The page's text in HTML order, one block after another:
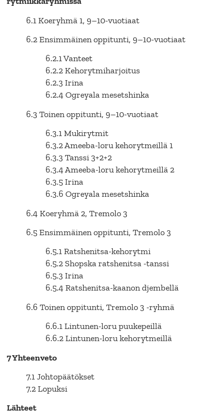
6.1 Koeryhmä 1, 9–10-vuotiaat
6.2 Ensimmäinen oppitunti, 9–10-vuotiaat
6.2.1 Vanteet
6.2.2 Kehorytmiharjoitus
6.2.3 Irina
6.2.4 Ogreyala mesetshinka
6.3 Toinen oppitunti, 9–10-vuotiaat
6.3.1 Mukirytmit
6.3.2 Ameeba-loru kehorytmeillä 1
6.3.3 Tanssi 3+2+2
6.3.4 Ameeba-loru kehorytmeillä 2
6.3.5 Irina
6.3.6 Ogreyala mesetshinka
6.4 Koeryhmä 2, Tremolo 3
6.5 Ensimmäinen oppitunti, Tremolo 3
6.5.1 Ratshenitsa-kehorytmi
6.5.2 Shopska ratshenitsa -tanssi
6.5.3 Irina
6.5.4 Ratshenitsa-kaanon djembellä
6.6 Toinen oppitunti, Tremolo 3 -ryhmä
6.6.1 Lintunen-loru puukepeillä
6.6.2 Lintunen-loru kehorytmeillä
7 Yhteenveto
7.1 Johtopäätökset
7.2 Lopuksi
Lähteet